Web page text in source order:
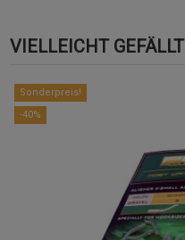
VIELLEICHT
Sonderpreis!
-40%